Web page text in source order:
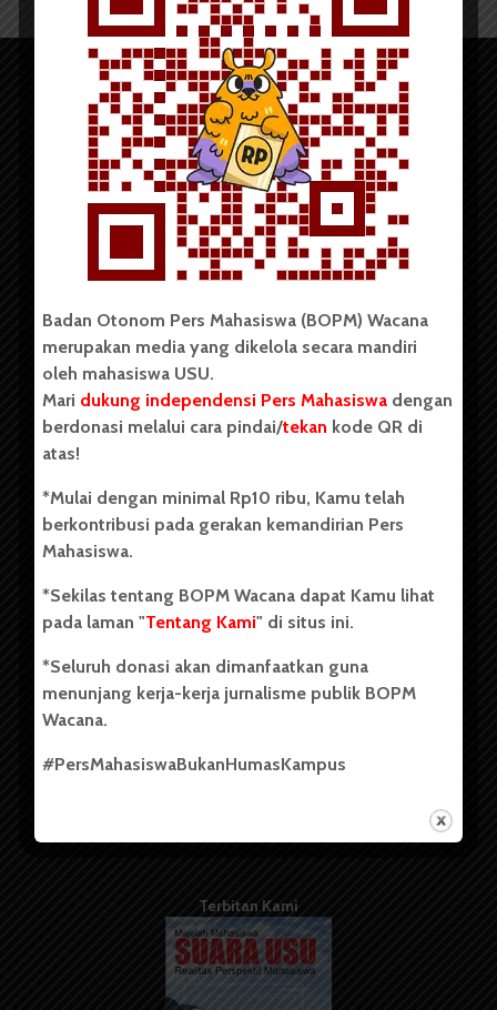
Copyright © 2023. All rights reserved BOPM WACANA.
Badan Otonom Pers Mahasiswa (BOPM) Wacana merupakan
pers mahasiswa yang berdiri di luar kampus dan dikelola
secara mandiri oleh mahasiswa Universitas Sumatera Utara
(USU). Sebelumnya BOPM Wacana merupakan salah satu
Unit Kegiatan Mahasiswa (UKM) di Universitas Sumatera
berdiri pada 1 Juli 1995.
Kontribusi
Info Iklan
Pedoman Media Siber
Kode Etik Jurnalistik
Terbitan Kami
Badan Otonom Pers Mahasiswa (BOPM) Wacana
merupakan media yang dikelola secara mandiri
oleh mahasiswa USU.
Mari dukung independensi Pers Mahasiswa dengan
berdonasi melalui cara pindai/tekan kode QR di
atas!
*Mulai dengan minimal Rp10 ribu, Kamu telah
berkontribusi pada gerakan kemandirian Pers
Mahasiswa.
*Sekilas tentang BOPM Wacana dapat Kamu lihat
pada laman "Tentang Kami" di situs ini.
*Seluruh donasi akan dimanfaatkan guna
menunjang kerja-kerja jurnalisme publik BOPM
Wacana.
#PersMahasiswaBukanHumasKampus